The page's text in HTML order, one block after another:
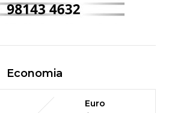
Economia
Euro